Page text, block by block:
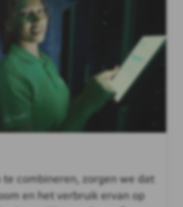
combineren, zorgen we dat
en het verbruik ervan op